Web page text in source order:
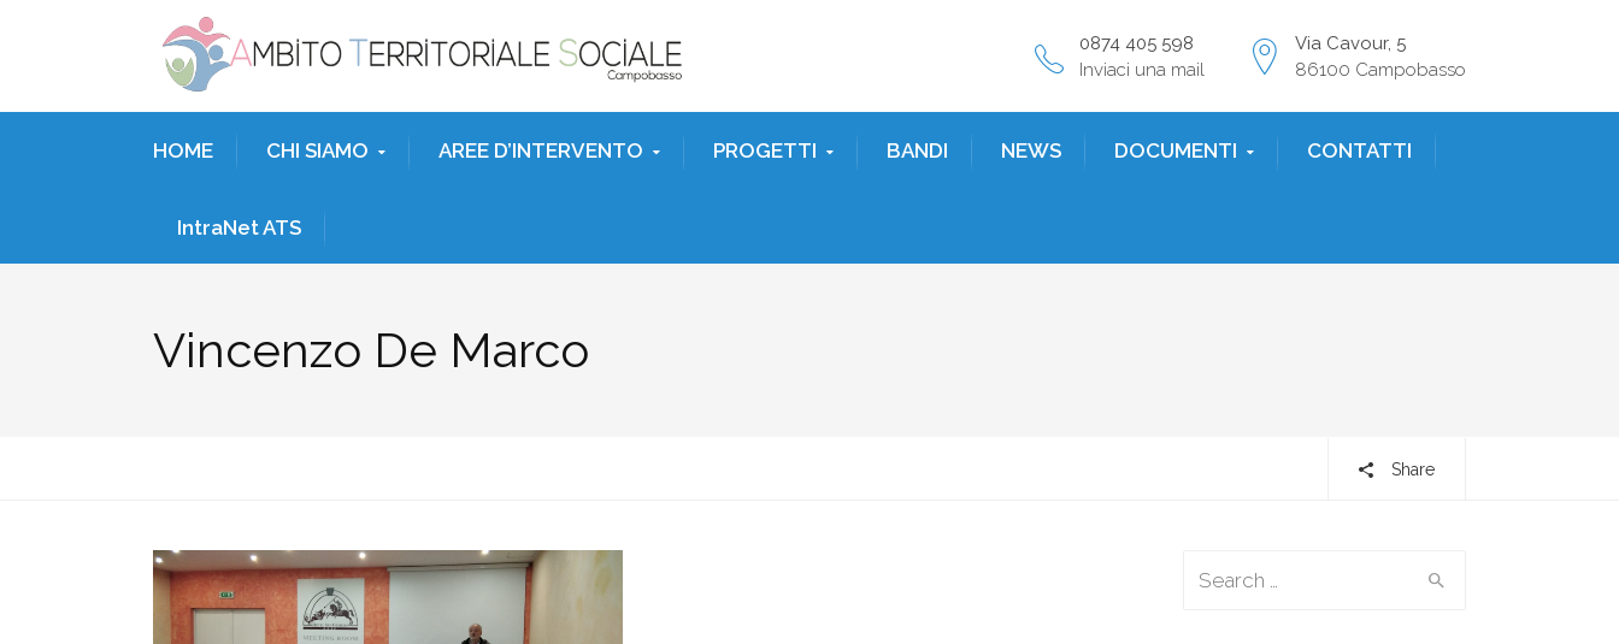
Via Cavour, 5
86100 Campobasso
0874 405 598
Inviaci una mail
HOME CHI SIAMO AREE D’INTERVENTO PROGETTI BANDI NEWS DOCUMENTI CONTATTI
IntraNet ATS
Vincenzo De Marco
Share